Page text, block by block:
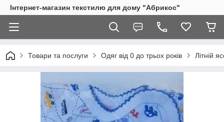
Інтернет-магазин текстилю для дому "Абрикос"
Товари та послуги Одяг від 0 до трьох років Літній